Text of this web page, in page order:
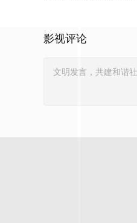
影视评论